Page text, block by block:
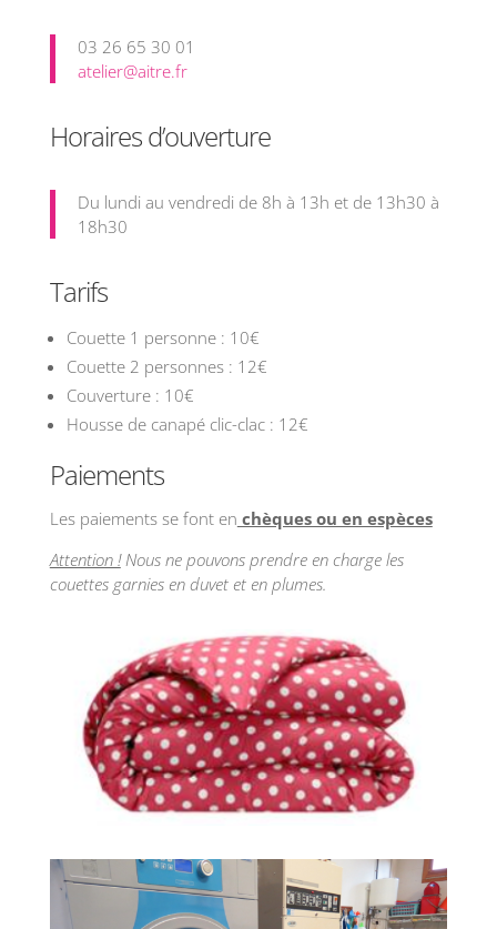
03 26 65 30 01
atelier@aitre.fr
Horaires d’ouverture
Du lundi au vendredi de 8h à 13h et de 13h30 à
18h30
Tarifs
Couette 1 personne : 10€
Couette 2 personnes : 12€
Couverture : 10€
Housse de canapé clic-clac : 12€
Paiements
Les paiements se font en chèques ou en espèces
Attention !Nous ne pouvons prendre en charge les
couettes garnies en duvet et en plumes.